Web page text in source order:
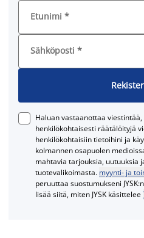
Etunimi *
Sähköposti *
Haluan vastaanottaa
henkilökohtaisesti räätälöityjä
henkilökohtaisiin tietoihini ja
kolmannen osapuolen
mahtavia tarjouksia, uutuuksia
tuotevalikoimasta. myynti- ja
peruuttaa suostumukseni
lisää siitä, miten JYSK käsittelee